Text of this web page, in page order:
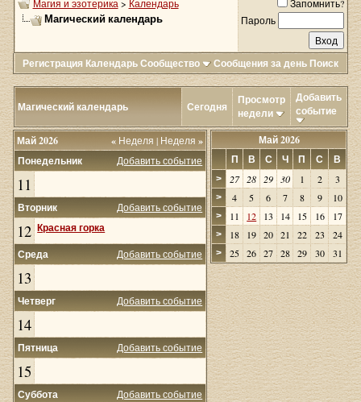
Магия и эзотерика > Календарь
Магический календарь
Запомнить?
Пароль
Регистрация КалендарьСообщество Сообщения за день Поиск
Магический календарь Сегодня
Просмотр
недели
Добавить
событие
« Неделя | Неделя»
Май 2026
Добавить событие
Понедельник
11
Добавить событие
Вторник
12 Красная горка
Добавить событие
Среда
13
Добавить событие
Четверг
14
Добавить событие
Пятница
15
Добавить событие
Суббота
Май 2026
П
В С Ч П С В
> 27 28 29 30 1 2 3
> 4 5 6 7 8 9 10
> 11 12 13 14 15 16 17
> 18 19 20 21 22 23 24
> 25 26 27 28 29 30 31